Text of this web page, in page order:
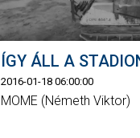
ÍGY ÁLL A
2016-01-18 06:00:00
MOME (Németh Viktor)